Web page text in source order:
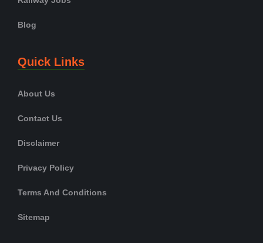
Blog
Quick Links
About Us
Contact Us
Disclaimer
Privacy Policy
Terms And Conditions
Sitemap